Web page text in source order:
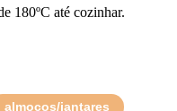
180ºC até cozinhar.
almoços/jantares